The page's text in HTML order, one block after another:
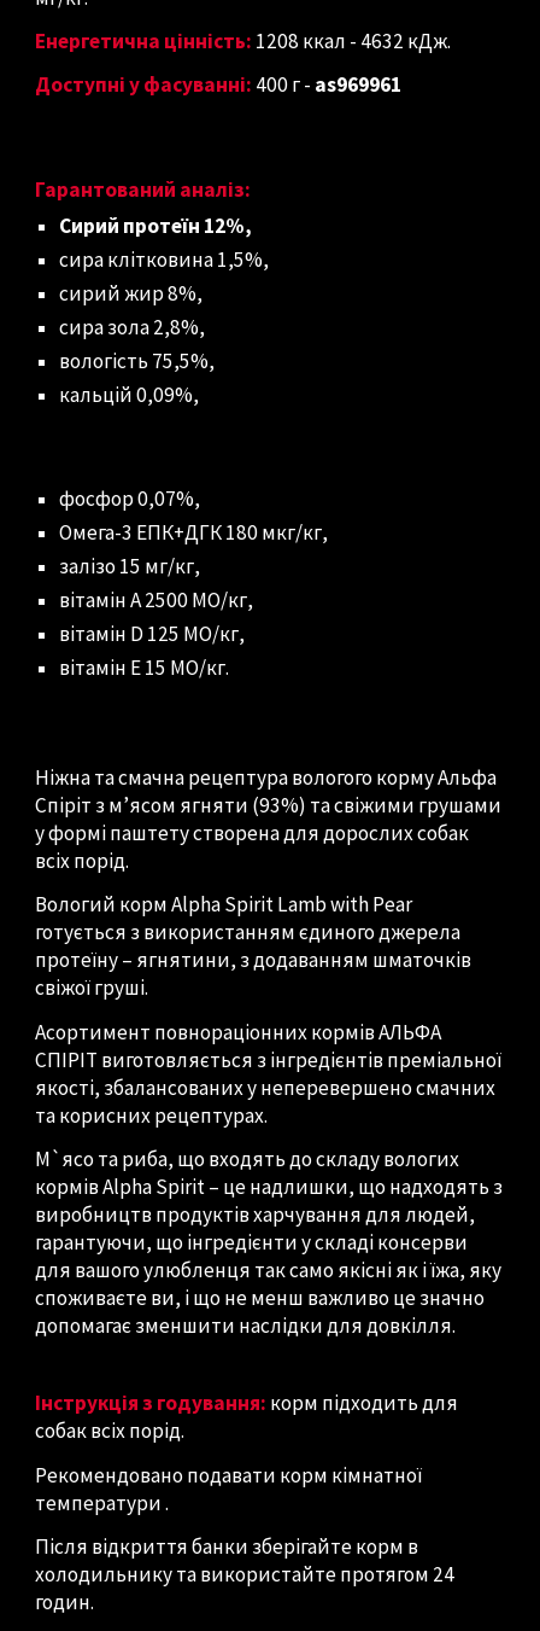
Енергетична цінність: 1208 ккал - 4632 кДж.
Доступні у фасуванні: 400 г- as969961
Гарантований аналіз:
Сирий протеїн 12%,
сира клітковина 1,5%,
сирий жир 8%,
сира зола 2,8%,
вологість 75,5%,
кальцій 0,09%,
фосфор 0,07%,
Омега-3 ЕПК+ДГК 180 мкг/кг,
залізо 15 мг/кг,
вітамін A 2500 МО/кг,
вітамін D 125 МО/кг,
вітамін E 15 МО/кг.
Ніжна та смачна рецептура вологого корму Альфа
Спіріт з м’ясом ягняти (93%) та свіжими грушами
у формі паштету створена для дорослих собак
всіх порід.
Вологий корм Alpha Spirit Lamb with Pear
готується з використанням єдиного джерела
протеїну – ягнятини, з додаванням шматочків
свіжої груші.
Асортимент повнораціонних кормів АЛЬФА
СПІРІТ виготовляється з інгредієнтів преміальної
якості, збалансованих у неперевершено смачних
та корисних рецептурах.
М`ясо та риба, що входять до складу вологих
кормів Alpha Spirit – це надлишки, що надходять з
виробництв продуктів харчування для людей,
гарантуючи, що інгредієнти у складі консерви
для вашого улюбленця так само якісні як і їжа, яку
споживаєте ви, і що не менш важливо це значно
допомагає зменшити наслідки для довкілля.
Інструкція з годування: корм підходить для
собак всіх порід.
Рекомендовано подавати корм кімнатної
температури .
Після відкриття банки зберігайте корм в
холодильнику та використайте протягом 24
годин.